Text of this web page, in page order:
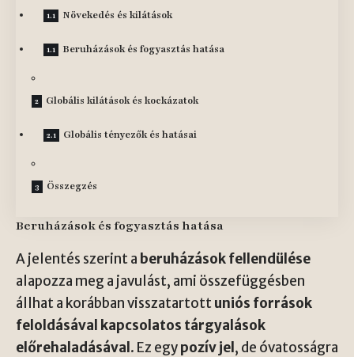
Növekedés és kilátások
Beruházások és fogyasztás hatása
Globális kilátások és kockázatok
Globális tényezők és hatásai
Összegzés
Beruházások és fogyasztás hatása
A jelentés szerint a beruházások fellendülése
alapozza meg a javulást, ami összefüggésben
állhat a korábban visszatartottuniós források
feloldásával kapcsolatos tárgyalások
előrehaladásával. Ez egypozív jel, de óvatosságra